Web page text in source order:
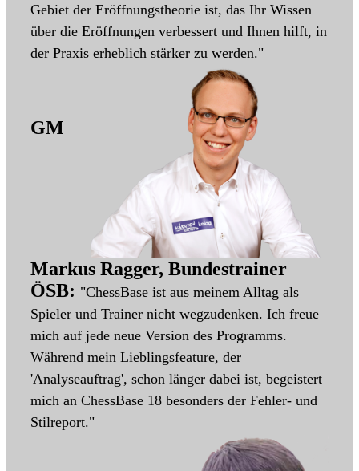
Gebiet der Eröffnungstheorie ist, das Ihr Wissen
über die Eröffnungen verbessert und Ihnen hilft, in
der Praxis erheblich stärker zu werden."
GM
Markus Ragger, Bundestrainer
ÖSB: "ChessBase ist aus meinem Alltag als
Spieler und Trainer nicht wegzudenken. Ich freue
mich auf jede neue Version des Programms.
Während mein Lieblingsfeature, der
'Analyseauftrag', schon länger dabei ist, begeistert
mich an ChessBase 18 besonders der Fehler- und
Stilreport."